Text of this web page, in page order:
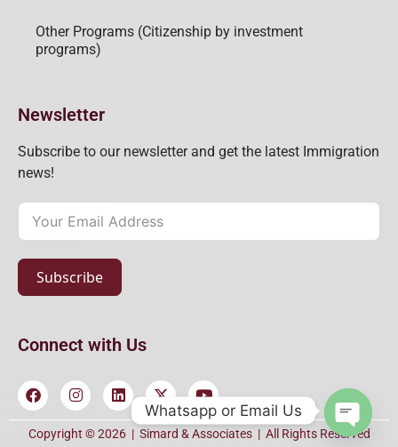
Other Programs (Citizenship by investment
programs)
Newsletter
Subscribe to our newsletter and get the latest Immigration
news!
Subscribe
Connect with Us
Copyright © 2026 | Simard & Associates| All Rights Reserved
Whatsapp or Email Us
Open